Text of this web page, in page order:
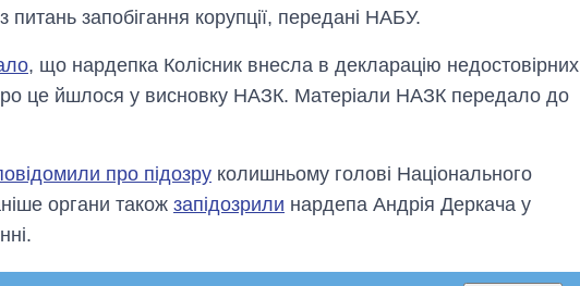
питань запобігання корупції, передані НАБУ.
, що нардепка Колісник внесла в декларацію недостовірних
це йшлося у висновку НАЗК. Матеріали НАЗК передало до
про підозру колишньому голові Національного
органи також запідозрили нардепа Андрія Деркача у